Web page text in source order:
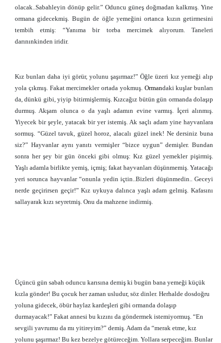
olacak..Sabahleyin dönüp gelir.” Oduncu güneş doğmadan kalkmış. Yine
ormana gidecekmiş. Bugün de öğle yemeğini ortanca kızın getirmesini
tembih etmiş: “Yanıma bir torba mercimek alıyorum. Taneleri
darınınkinden iridir.
Kız bunları daha iyi görür, yolunu şaşırmaz!” Öğle üzeri kız yemeği alıp
yola çıkmış. Fakat mercimekler ortada yokmuş. Ormandaki kuşlar bunları
da, dünkü gibi, yiyip bitirmişlermiş. Kızcağız bütün gün ormanda dolaşıp
durmuş. Akşam olunca o da yaşlı adamın evine varmış. İçeri alınmış.
Yiyecek bir şeyle, yatacak bir yer istemiş. Ak saçlı adam yine hayvanlara
sormuş. “Güzel tavuk, güzel horoz, alacalı güzel inek! Ne dersiniz buna
siz?” Hayvanlar aynı yanıtı vermişler “bizce uygun” demişler. Bundan
sonra her şey bir gün önceki gibi olmuş: Kız güzel yemekler pişirmiş.
Yaşlı adamla birlikte yemiş, içmiş; fakat hayvanları düşünmemiş. Yatacağı
yeri sorunca hayvanlar “onunla yedin içtin..Bizleri düşünmedin.. Geceyi
nerde geçirirsen geçir!” Kız uykuya dalınca yaşlı adam gelmiş. Kafasını
sallayarak kızı seyretmiş. Onu da mahzene indirmiş.
Üçüncü gün sabah oduncu karısına demiş ki bugün bana yemeği küçük
kızla gönder! Bu çocuk her zaman usludur, söz dinler. Herhalde dosdoğru
yoluna gidecek, öbür haylaz kardeşleri gibi ormanda dolaşıp
durmayacak!” Fakat annesi bu kızını da göndermek istemiyormuş. “En
sevgili yavrumu da mı yitireyim?” demiş. Adam da “merak etme, kız
yolunu şaşırmaz! Bu kez bezelye götüreceğim. Yollara serpeceğim. Bunlar